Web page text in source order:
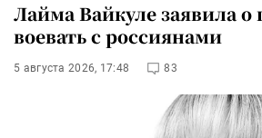
Лайма Вайкуле заявила о
воевать с россиянами
5 августа 2026, 17:48 83